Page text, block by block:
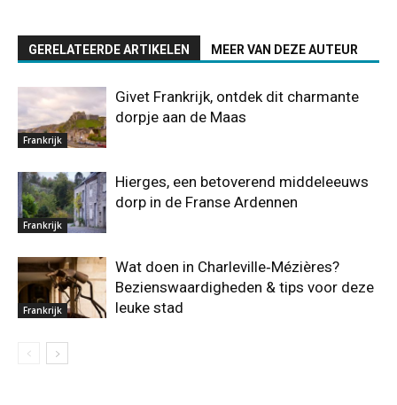
GERELATEERDE ARTIKELEN MEER VAN DEZE AUTEUR
Frankrijk
Givet Frankrijk, ontdek dit charmante
dorpje aan de Maas
Frankrijk
Hierges, een betoverend middeleeuws
dorp in de Franse Ardennen
Frankrijk
Wat doen in Charleville‑Mézières?
Bezienswaardigheden & tips voor deze
leuke stad